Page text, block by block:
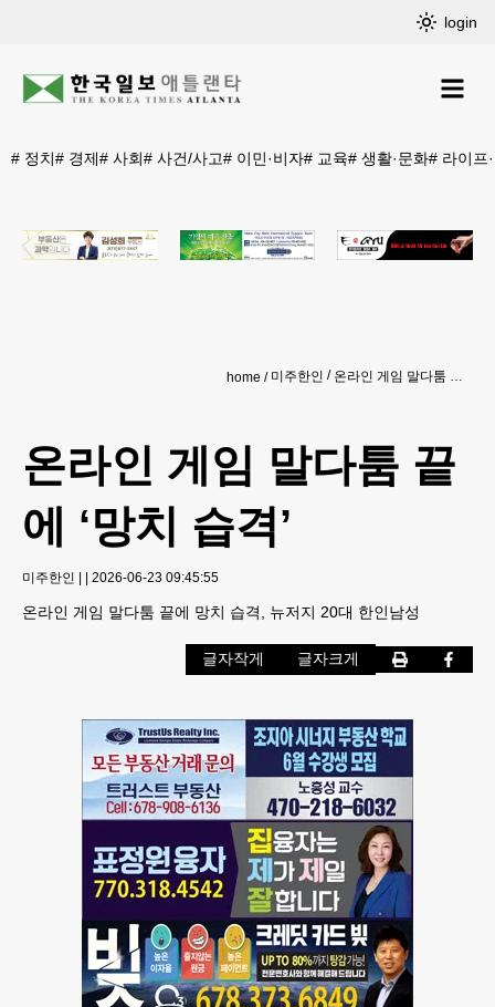
login
# 정치# 경제# 사회# 사건/사고# 이민·비자# 교육# 생활·문화# 라이프
home 미주한인 온라인 게임 말다툼 끝에 ‘망치 습격’
온라인 게임 말다툼 끝
에 ‘망치 습격’
미주한인 | | 2026-06-23 09:45:55
온라인 게임 말다툼 끝에 망치 습격, 뉴저지 20대 한인남성
글자작게 글자크게